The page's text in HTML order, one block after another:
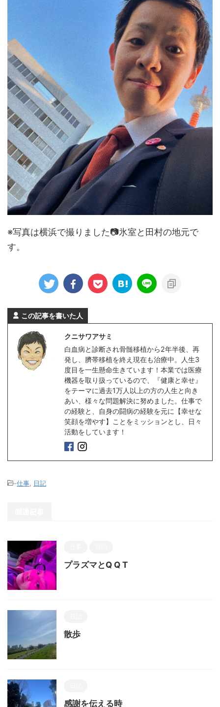
※写真は横浜で撮りました📷氷室と田村の地元で
す。
この記事を書いた人
クニサワアサミ
白血病と診断され骨髄移植から2年半後、再
発し、臍帯移植を終え現在も治療中。人生3
度目を一生懸命生きています！本業では医療
機器を取り扱っているので、『健康と幸せ』
をテーマに過去1万人以上の方の人生と向き
あい、様々な問題解決に努めました。仕事で
の経験と、自身の闘病の経験を元に【幸せな
笑顔を増やす】ことをミッションとし、日々
活動をしています！
-仕事 日記
プラズマとQ Q T
散歩
感謝を伝える時